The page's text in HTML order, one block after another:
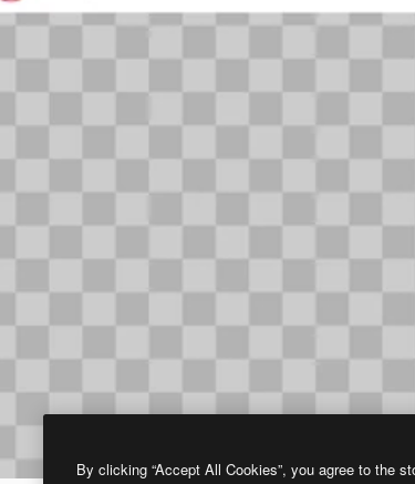
By clicking “Accept All Cookies”, you agree to the